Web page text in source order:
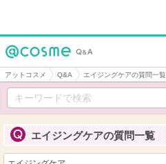
アットコスメ Q&A エイジングケアの質問一覧
エイジングケアの質問一覧